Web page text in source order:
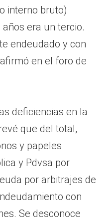
interno bruto)
era un tercio.
endeudado y con
en el foro de
deficiencias en la
que del total,
y papeles
y Pdvsa por
por arbitrajes de
con
Se desconoce